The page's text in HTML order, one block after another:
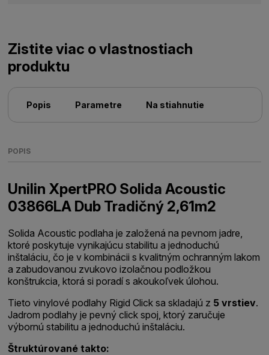
Zistite viac o vlastnostiach
produktu
Popis Parametre Na stiahnutie
POPIS
Unilin XpertPRO Solida Acoustic
03866LA Dub Tradičný 2,61m2
Solida Acoustic podlaha je založená na pevnom jadre,
ktoré poskytuje vynikajúcu stabilitu a jednoduchú
inštaláciu, čo je v kombinácii s kvalitným ochranným lakom
a zabudovanou zvukovo izolačnou podložkou
konštrukcia, ktorá si poradí s akoukoľvek úlohou.
Tieto vinylové podlahy Rigid Click sa skladajú z 5 vrstiev.
Jadrom podlahy je pevný click spoj, ktorý zaručuje
výbornú stabilitu a jednoduchú inštaláciu.
Štruktúrované takto: